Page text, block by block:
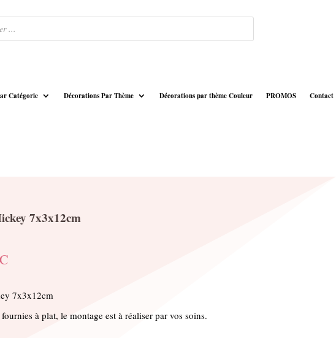
Catégorie Décorations Par Thème Décorations par thème Couleur PROMOS Contact
7x3x12cm
7x3x12cm
à plat, le montage est à réaliser par vos soins.